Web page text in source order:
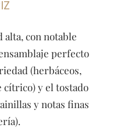
alta, con notable
perfecto
(herbáceos,
y el tostado
y notas finas